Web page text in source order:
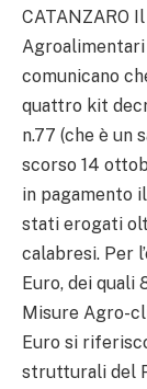
CATANZARO
Agroalimentari
comunicano
quattro kit
n.77 (che è un
scorso 14
in pagamento
stati erogati
calabresi. Per
Euro, dei quali
Misure Agro-
Euro si
strutturali del